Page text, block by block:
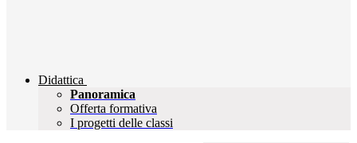
Didattica
Panoramica
Offerta formativa
I progetti delle classi